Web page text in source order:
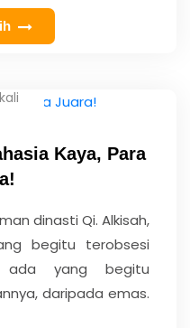
Kaya, Para
dinasti Qi. Alkisah,
begitu terobsesi
ada yang begitu
daripada emas.